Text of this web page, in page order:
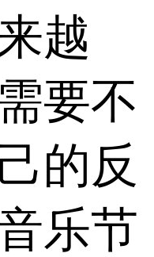
越
要不
的反
乐节